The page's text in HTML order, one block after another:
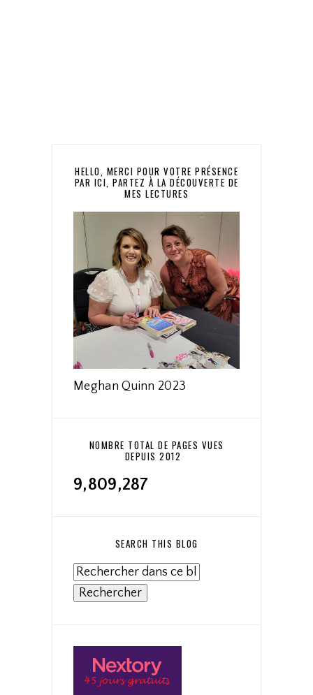
HELLO, MERCI POUR VOTRE PRÉSENCE
PAR ICI, PARTEZ À LA DÉCOUVERTE DE
MES LECTURES
Meghan Quinn 2023
NOMBRE TOTAL DE PAGES VUES
DEPUIS 2012
9,809,287
SEARCH THIS BLOG